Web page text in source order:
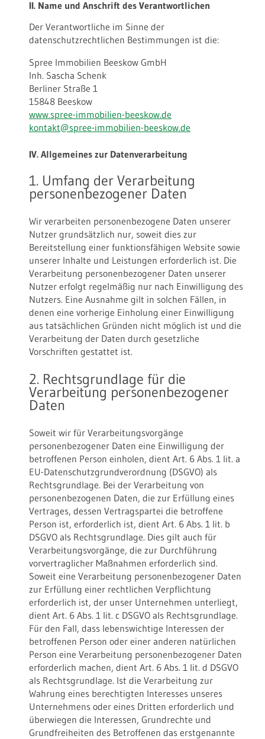
II. Name und Anschrift des Verantwortlichen
Der Verantwortliche im Sinne der
datenschutzrechtlichen Bestimmungen ist die:
Spree Immobilien Beeskow GmbH
Inh. Sascha Schenk
Berliner Straße 1
15848 Beeskow
www.spree-immobilien-beeskow.de
kontakt@spree-immobilien-beeskow.de
IV. Allgemeines zur Datenverarbeitung
1. Umfang der Verarbeitung
personenbezogener Daten
Wir verarbeiten personenbezogene Daten unserer
Nutzer grundsätzlich nur, soweit dies zur
Bereitstellung einer funktionsfähigen Website sowie
unserer Inhalte und Leistungen erforderlich ist. Die
Verarbeitung personenbezogener Daten unserer
Nutzer erfolgt regelmäßig nur nach Einwilligung des
Nutzers. Eine Ausnahme gilt in solchen Fällen, in
denen eine vorherige Einholung einer Einwilligung
aus tatsächlichen Gründen nicht möglich ist und die
Verarbeitung der Daten durch gesetzliche
Vorschriften gestattet ist.
2. Rechtsgrundlage für die
Verarbeitung personenbezogener
Daten
Soweit wir für Verarbeitungsvorgänge
personenbezogener Daten eine Einwilligung der
betroffenen Person einholen, dient Art. 6 Abs. 1 lit. a
EU-Datenschutzgrundverordnung (DSGVO) als
Rechtsgrundlage. Bei der Verarbeitung von
personenbezogenen Daten, die zur Erfüllung eines
Vertrages, dessen Vertragspartei die betroffene
Person ist, erforderlich ist, dient Art. 6 Abs. 1 lit. b
DSGVO als Rechtsgrundlage. Dies gilt auch für
Verarbeitungsvorgänge, die zur Durchführung
vorvertraglicher Maßnahmen erforderlich sind.
Soweit eine Verarbeitung personenbezogener Daten
zur Erfüllung einer rechtlichen Verpflichtung
erforderlich ist, der unser Unternehmen unterliegt,
dient Art. 6 Abs. 1 lit. c DSGVO als Rechtsgrundlage.
Für den Fall, dass lebenswichtige Interessen der
betroffenen Person oder einer anderen natürlichen
Person eine Verarbeitung personenbezogener Daten
erforderlich machen, dient Art. 6 Abs. 1 lit. d DSGVO
als Rechtsgrundlage. Ist die Verarbeitung zur
Wahrung eines berechtigten Interesses unseres
Unternehmens oder eines Dritten erforderlich und
überwiegen die Interessen, Grundrechte und
Grundfreiheiten des Betroffenen das erstgenannte